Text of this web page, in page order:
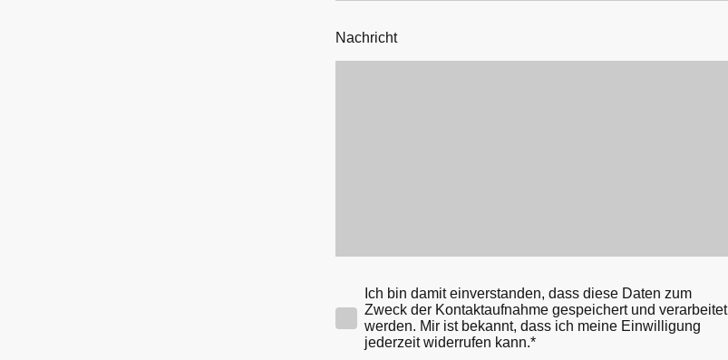
Nachricht
Ich bin damit einverstanden, dass diese Daten zum
Zweck der Kontaktaufnahme gespeichert und verarbeitet
werden. Mir ist bekannt, dass ich meine Einwilligung
jederzeit widerrufen kann.*